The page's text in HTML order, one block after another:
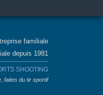
depuis 1981
SHOOTING
faites du tir sportif